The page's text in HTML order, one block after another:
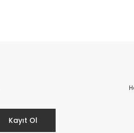
Kayıt Ol